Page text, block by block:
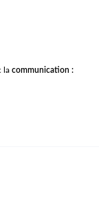
lacommunication :